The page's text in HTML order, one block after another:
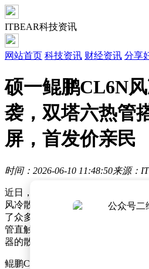
ITBEAR科技资讯
网站首页 科技资讯 财经资讯 分享
硕一鲲鹏CL6N
袭，双塔六热管
屏，首发价亲民
时间：2026-06-10 11:48:50来源：
近日，硕一品牌在京东平台正式
风冷散热器，凭借其出色的散热性
了众多DIY玩家的关注。这款散热
管直触设计，解热能力高达260W
器的散热需求。
鲲鹏CL6N散热器的一大亮点是其